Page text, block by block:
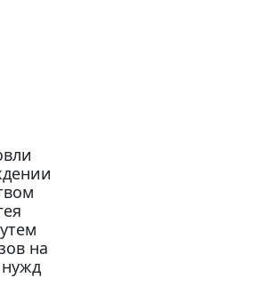
на